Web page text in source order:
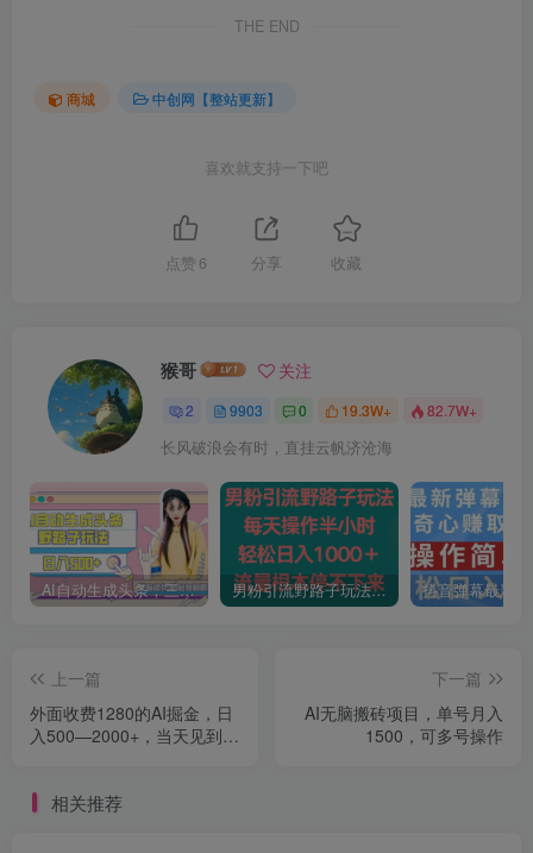
THE END
商城 中创网【整站更新】
喜欢就支持一下吧
点赞 6 分享 收藏
猴哥 关注
2 9903 0 19.3W+ 82.7W+
长风破浪会有时，直挂云帆济沧海
AI自动生成头条，三天必起号，三分钟轻松发布内容，复制粘贴，保姆级教… 男粉引流野路子玩法，每天操作半小时轻松日入1000＋，流量根本停不下来
上一篇
外面收费1280的AI掘金，日
入500—2000+，当天见到收
下一篇
AI无脑搬砖项目，单号月入
1500，可多号操作
相关推荐